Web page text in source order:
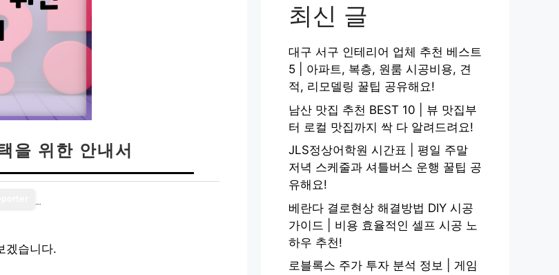
을 위한 안내서
겠습니다.
최신 글
대구 서구 인테리어 업체 추천 베스트
5 | 아파트, 복층, 원룸 시공비용, 견
적, 리모델링 꿀팁 공유해요!
남산 맛집 추천 BEST 10 | 뷰 맛집부
터 로컬 맛집까지 싹 다 알려드려요!
JLS정상어학원 시간표 | 평일 주말
저녁 스케줄과 셔틀버스 운행 꿀팁 공
유해요!
베란다 결로현상 해결방법 DIY 시공
가이드 | 비용 효율적인 셀프 시공 노
하우 추천!
로블록스 주가 투자 분석 정보 | 게임